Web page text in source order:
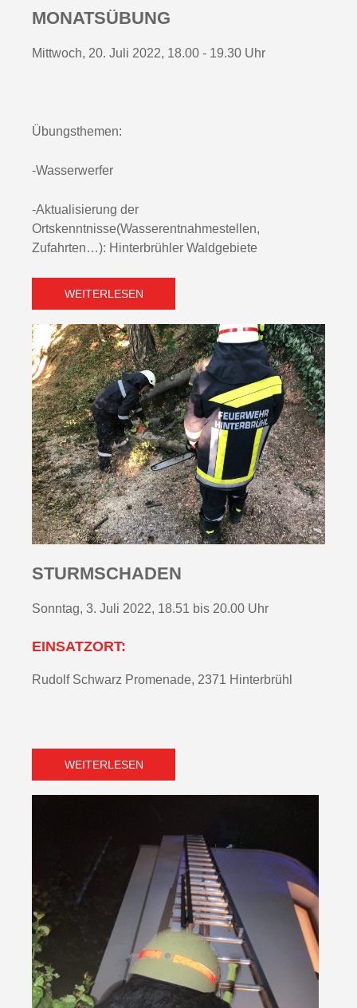
MONATSÜBUNG
Mittwoch, 20. Juli 2022, 18.00 - 19.30 Uhr
Übungsthemen:
-Wasserwerfer
-Aktualisierung der
Ortskenntnisse(Wasserentnahmestellen,
Zufahrten…): Hinterbrühler Waldgebiete
WEITERLESEN
STURMSCHADEN
Sonntag, 3. Juli 2022, 18.51 bis 20.00 Uhr
EINSATZORT:
Rudolf Schwarz Promenade, 2371 Hinterbrühl
WEITERLESEN